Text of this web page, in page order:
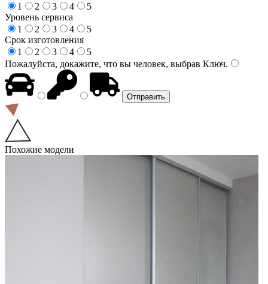
1
2 3 4
5
Уровень сервиса
1
2 3 4
5
Срок изготовления
1
2 3 4
5
Пожалуйста, докажите, что вы человек, выбрав Ключ.
Похожие модели